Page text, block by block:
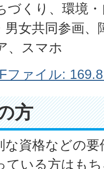
づくり、環境
男女共同参画
、スマホ
ファイル:
方
な資格などの
ている方はも